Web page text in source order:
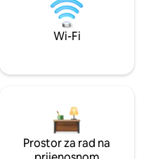
Wi-Fi
Prostor za rad na